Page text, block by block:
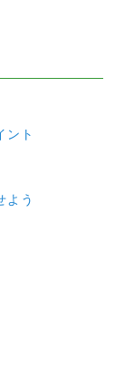
ント
よう